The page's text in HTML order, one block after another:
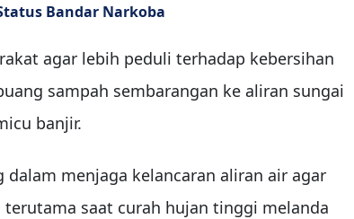
Bandar Narkoba
agar lebih peduli terhadap kebersihan
sampah sembarangan ke aliran sungai
banjir.
dalam menjaga kelancaran aliran air agar
saat curah hujan tinggi melanda